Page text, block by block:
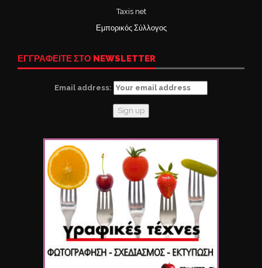
Taxis net
Εμπορικός Σύλλογος
ΕΓΓΡΑΦΕΙΤΕ ΣΤΟ NEWSLETTER
Email address: